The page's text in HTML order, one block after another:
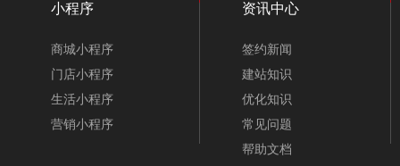
环保企业网站模板-A10179-1
小程序
商城小程序
门店小程序
生活小程序
营销小程序
资讯中心
签约新闻
建站知识
优化知识
常见问题
帮助文档